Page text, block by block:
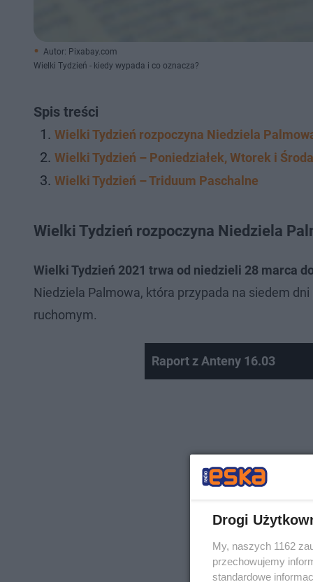
Autor: Pixabay.com
Wielki Tydzień - kiedy wypada i co oznacza?
Spis treści
Wielki Tydzień rozpoczyna Niedziela
Wielki Tydzień – Poniedziałek, Wtorek i Środa
Wielki Tydzień – Triduum Paschalne
Wielki Tydzień rozpoczyna Niedziela
Wielki Tydzień 2021 trwa od niedzieli 28 marca
Niedziela Palmowa, która przypada na siedem
ruchomym.
Raport z Anteny 16.03
Drogi
My, naszych 1162
przechowujemy
standardowe